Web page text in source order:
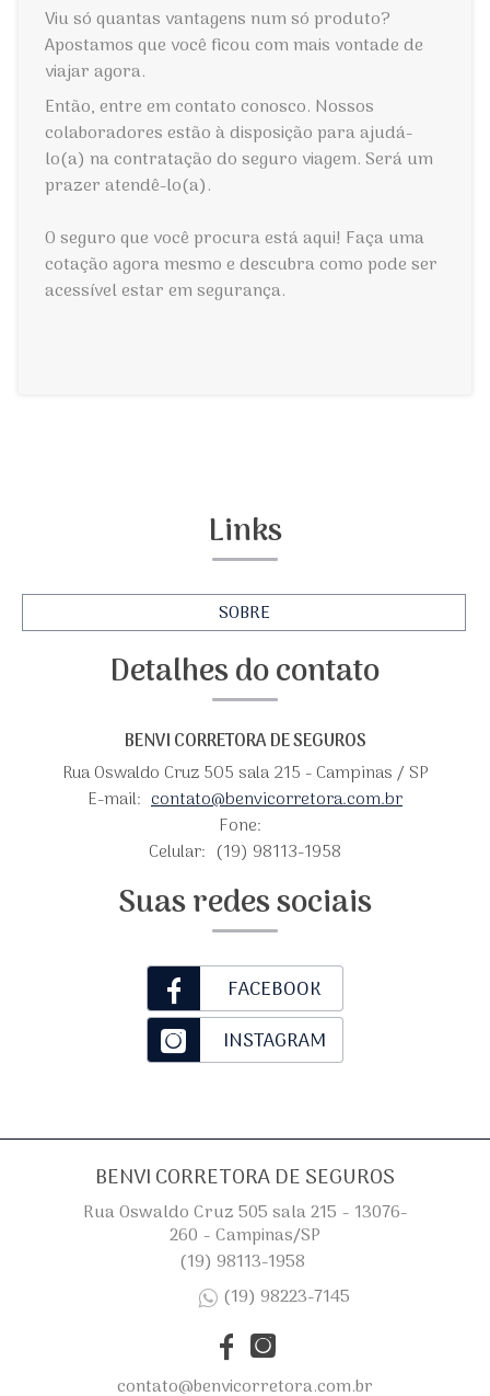
Viu só quantas vantagens num só produto?
Apostamos que você ficou com mais vontade de
viajar agora.
Então, entre em contato conosco. Nossos
colaboradores estão à disposição para ajudá-
lo(a) na contratação do seguro viagem. Será um
prazer atendê-lo(a).
O seguro que você procura está aqui! Faça uma
cotação agora mesmo e descubra como pode ser
acessível estar em segurança.
Links
SOBRE
Detalhes do contato
BENVI CORRETORA DE SEGUROS
Rua Oswaldo Cruz 505 sala 215 - Campinas / SP
E-mail: contato@benvicorretora.com.br
Fone:
Celular: (19) 98113-1958
Suas redes sociais
FACEBOOK
INSTAGRAM
BENVI CORRETORA DE SEGUROS
Rua Oswaldo Cruz 505 sala 215 - 13076-
260 - Campinas/SP
(19) 98113-1958
(19) 98223-7145
contato@benvicorretora.com.br